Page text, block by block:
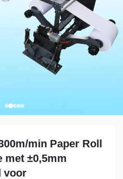
min Paper Roll
met ±0,5mm
voor